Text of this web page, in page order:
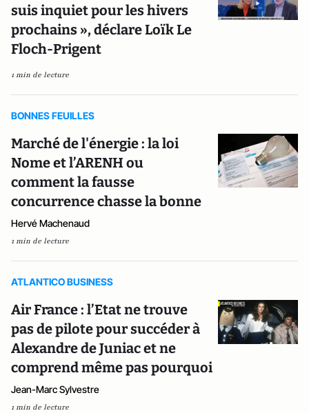
suis inquiet pour les hivers
prochains », déclare Loïk Le
Floch-Prigent
1 min de lecture
BONNES FEUILLES
Marché de l'énergie : la loi
Nome et l’ARENH ou
comment la fausse
concurrence chasse la bonne
Hervé Machenaud
1 min de lecture
ATLANTICO BUSINESS
Air France : l’Etat ne trouve
pas de pilote pour succéder à
Alexandre de Juniac et ne
comprend même pas pourquoi
Jean-Marc Sylvestre
1 min de lecture